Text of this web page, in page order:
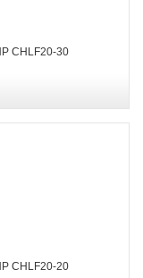
CHLF20-30
CHLF20-20